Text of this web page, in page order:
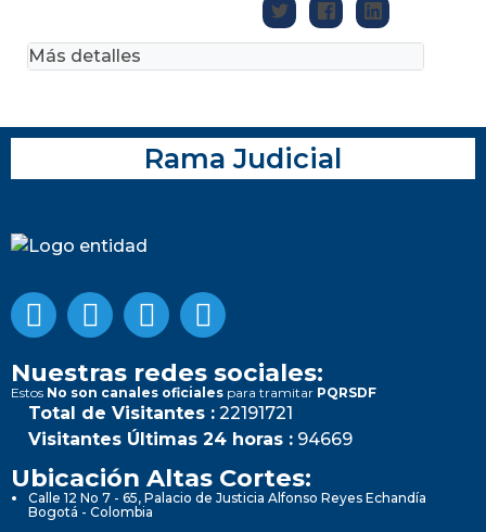
Más detalles
Rama Judicial
Nuestras redes sociales:
Estos No son canales oficiales para tramitar PQRSDF
Total de Visitantes : 22191721
Visitantes Últimas 24 horas : 94669
Ubicación Altas Cortes:
Calle 12 No 7 - 65, Palacio de Justicia Alfonso Reyes Echandía
Bogotá - Colombia